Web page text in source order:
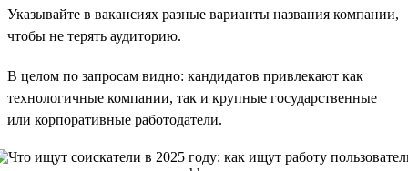
Указывайте в вакансиях разные варианты названия компании,
чтобы не терять аудиторию.
В целом по запросам видно: кандидатов привлекают как
технологичные компании, так и крупные государственные
или корпоративные работодатели.